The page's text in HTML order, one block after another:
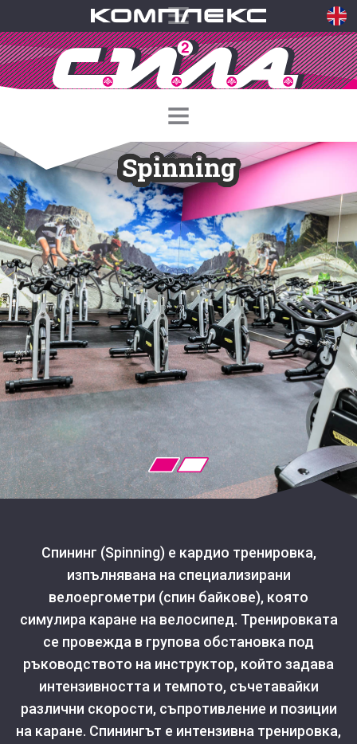
Spinning
Спининг (Spinning) е кардио тренировка,
изпълнявана на специализирани
велоергометри (спин байкове), която
симулира каране на велосипед. Тренировката
се провежда в групова обстановка под
ръководството на инструктор, който задава
интензивността и темпото, съчетавайки
различни скорости, съпротивление и позиции
на каране. Спинингът е интензивна тренировка,